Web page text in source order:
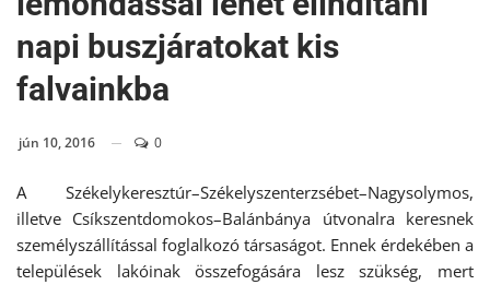
napi buszjáratokat kis
falvainkba
jún 10, 2016 0
A Székelykeresztúr–Székelyszenterzsébet–Nagysolymos,
illetve Csíkszentdomokos–Balánbánya útvonalra keresnek
személyszállítással foglalkozó társaságot. Ennek érdekében a
települések lakóinak összefogására lesz szükség, mert